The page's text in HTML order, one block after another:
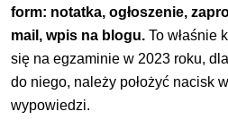
form: notatka, ogłoszenie,
mail, wpis na blogu. To właśnie
się na egzaminie w 2023 roku,
do niego, należy położyć nacisk
wypowiedzi.